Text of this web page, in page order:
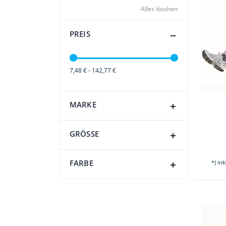
*)
Alles löschen
PREIS
7,48 € - 142,77 €
MARKE
GRÖSSE
FARBE